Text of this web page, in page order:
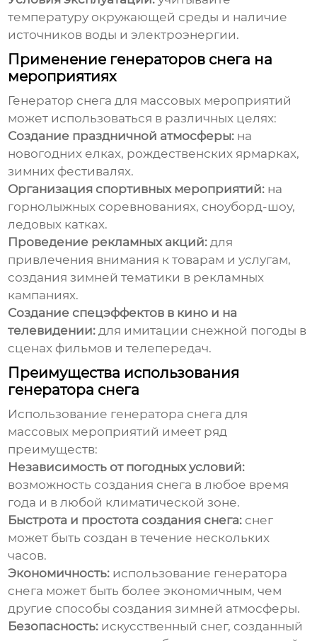
температуру окружающей среды и наличие
источников воды и электроэнергии.
Применение генераторов снега на
мероприятиях
Генератор снега для массовых мероприятий
может использоваться в различных целях:
Создание праздничной атмосферы: на
новогодних елках, рождественских ярмарках,
зимних фестивалях.
Организация спортивных мероприятий: на
горнолыжных соревнованиях, сноуборд-шоу,
ледовых катках.
Проведение рекламных акций: для
привлечения внимания к товарам и услугам,
создания зимней тематики в рекламных
кампаниях.
Создание спецэффектов в кино и на
телевидении: для имитации снежной погоды в
сценах фильмов и телепередач.
Преимущества использования
генератора снега
Использование генератора снега для
массовых мероприятий имеет ряд
преимуществ:
Независимость от погодных условий:
возможность создания снега в любое время
года и в любой климатической зоне.
Быстрота и простота создания снега: снег
может быть создан в течение нескольких
часов.
Экономичность: использование генератора
снега может быть более экономичным, чем
другие способы создания зимней атмосферы.
Безопасность: искусственный снег, созданный